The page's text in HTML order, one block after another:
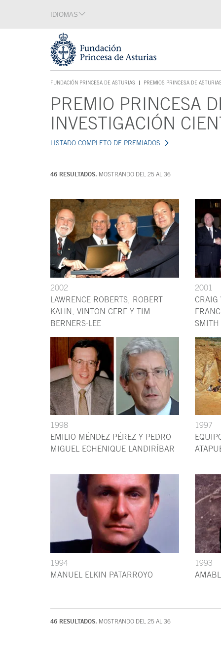
Tecla de acceso 1
IDIOMAS
FUNDACIÓN PRINCESA DE ASTURIAS
TECLA DE ACCESO 1
PREMIOS PRINCESA DE
Contenido principalPREMIO PRINCESA
INVESTIGACIÓN
LISTADO COMPLETO DE PREMIADOS
46 RESULTADOS. MOSTRANDO DEL 25 AL 36
2002
LAWRENCE ROBERTS, ROBERT
KAHN, VINTON CERF Y TIM
BERNERS-LEE
2001
CRAIG
SMITH
1998
EMILIO MÉNDEZ PÉREZ Y PEDRO
MIGUEL ECHENIQUE LANDIRÍBAR
1997
1994
MANUEL ELKIN PATARROYO
1993
46 RESULTADOS. MOSTRANDO DEL 25 AL 36